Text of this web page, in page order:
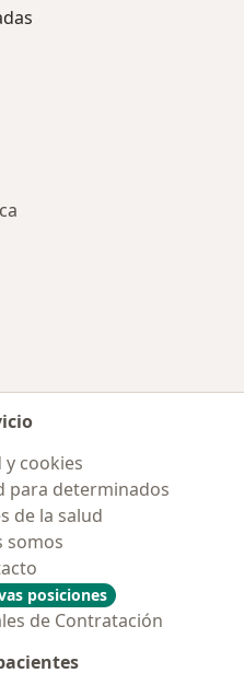
y cookies
para determinados
de la salud
somos
posiciones
de Contratación